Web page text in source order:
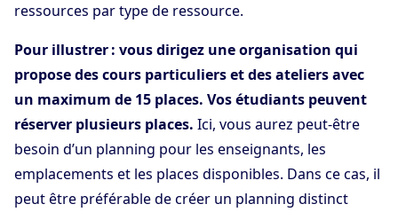
ressources par type de ressource.
Pour illustrer : vous dirigez une organisation qui
propose des cours particuliers et des ateliers avec
un maximum de 15 places. Vos étudiants peuvent
réserver plusieurs places. Ici, vous aurez peut-être
besoin d’un planning pour les enseignants, les
emplacements et les places disponibles. Dans ce cas, il
peut être préférable de créer un planning distinct